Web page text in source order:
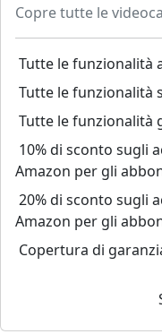
Copre tutte le
Tutte le funzionalità
Tutte le funzionalità
Tutte le funzionalità
10% di sconto sugli
Amazon per gli
20% di sconto sugli
Amazon per gli
Copertura di